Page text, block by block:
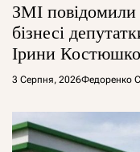
ЗМІ повідомили
бізнесі
Ірини
арештувати її
3 Серпня, 2026Федоренко